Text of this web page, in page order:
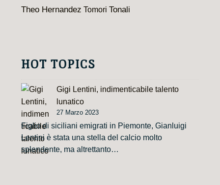
Theo Hernandez Tomori Tonali
HOT TOPICS
Gigi Lentini, indimenticabile talento
lunatico
27 Marzo 2023
Figlio di siciliani emigrati in Piemonte, Gianluigi
Lentini è stata una stella del calcio molto
splendente, ma altrettanto…